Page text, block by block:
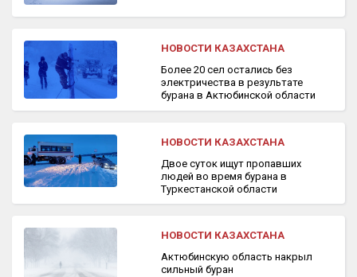
НОВОСТИ КАЗАХСТАНА
Более 20 сел остались без
электричества в результате
бурана в Актюбинской области
НОВОСТИ КАЗАХСТАНА
Двое суток ищут пропавших
людей во время бурана в
Туркестанской области
НОВОСТИ КАЗАХСТАНА
Актюбинскую область накрыл
сильный буран